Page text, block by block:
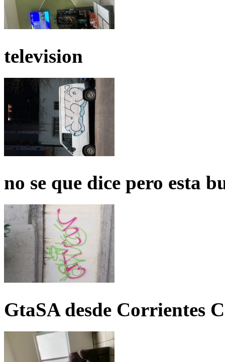
television
no se que dice pero esta
GtaSA desde Corrientes